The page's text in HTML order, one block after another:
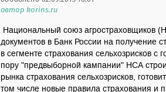
автор korins.ru
Национальный союз агростраховщиков
документов в Банк России на получение
в сегменте страхования сельхозрисков с
пору "предвыборной кампании" НСА
рынка страхования сельхозрисков,
том числе новые правила страхования и